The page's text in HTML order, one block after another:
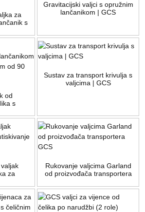
za
s
Gravitacijski valjci s opružnim
lančanikom | GCS
od
s
| GCS
Sustav za transport krivulja s
valjcima | GCS
za
Rukovanje valjcima Garland
od proizvođača transportera